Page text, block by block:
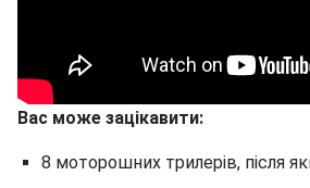
Вас може зацікавити:
8 моторошних трилерів, після